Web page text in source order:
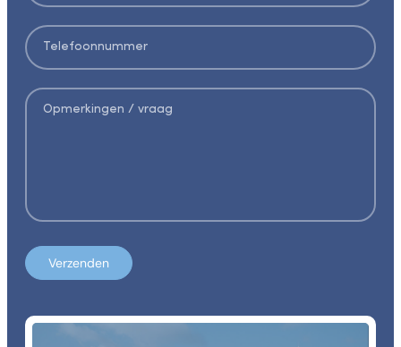
Verzenden